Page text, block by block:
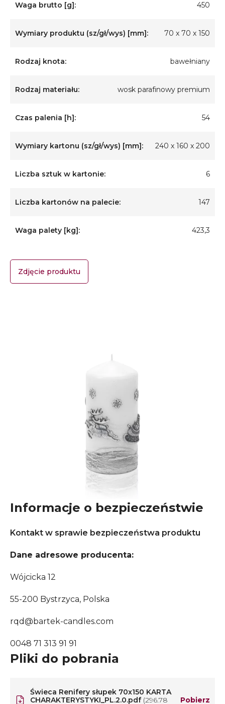
Waga brutto [g]: 450
Wymiary produktu (sz/gł/wys) [mm]: 70 x 70 x 150
Rodzaj knota: bawełniany
Rodzaj materiału: wosk parafinowy premium
Czas palenia [h]: 54
Wymiary kartonu (sz/gł/wys) [mm]: 240 x 160 x 200
Liczba sztuk w kartonie: 6
Liczba kartonów na palecie: 147
Waga palety [kg]: 423,3
Zdjęcie produktu
Informacje o bezpieczeństwie
Kontakt w sprawie bezpieczeństwa produktu
Dane adresowe producenta:
Wójcicka 12
55-200 Bystrzyca, Polska
rqd@bartek-candles.com
0048 71 313 91 91
Pliki do pobrania
Świeca Renifery słupek 70x150 KARTA
CHARAKTERYSTYKI_PL.2.0.pdf (296.78
Pobierz